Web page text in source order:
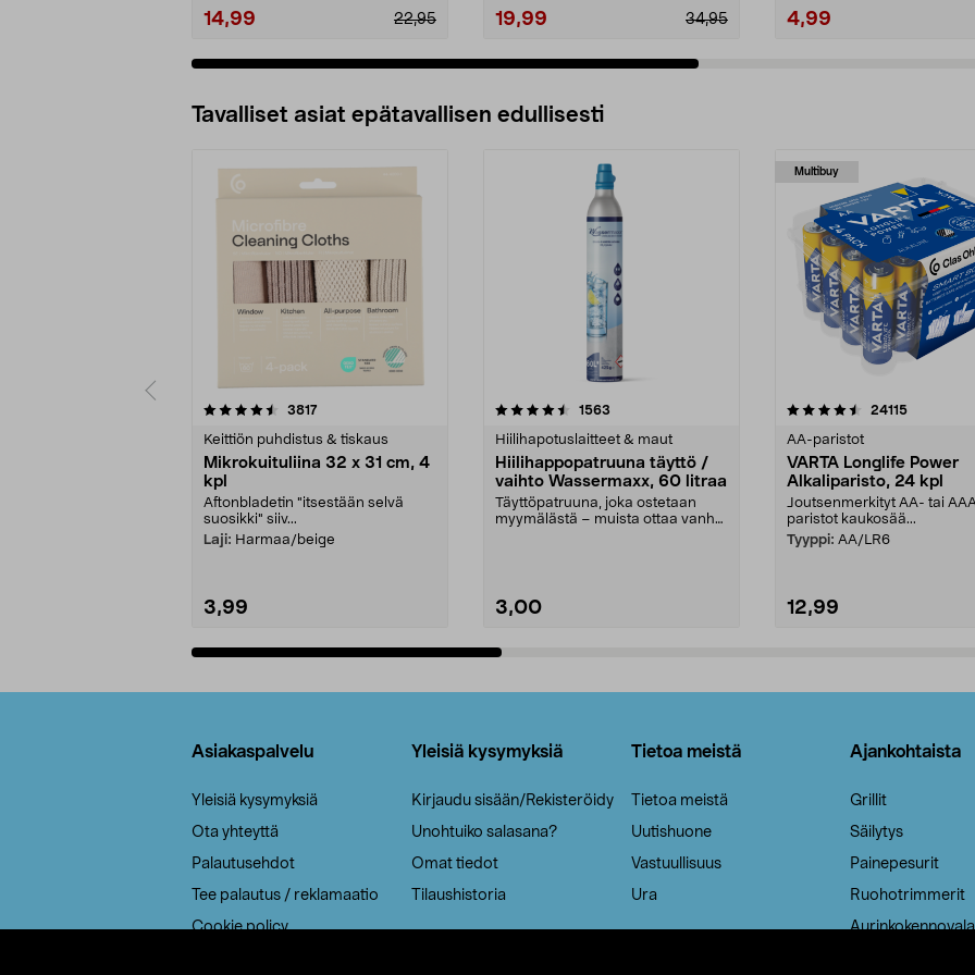
14,99 22,95 19,99 34,95 4,99
Tavalliset asiat epätavallisen edullisesti
3817arvostelut
Keittiön puhdistus & tiskaus
Mikrokuituliina 32 x 31 cm, 4
kpl
Aftonbladetin "itsestään selvä
suosikki" siiv...
Laji: Harmaa/beige
3,99
4.5viidestä
1563
Hiilihapotuslaitteet & maut
Hiilihappopatruuna täyttö /
vaihto Wassermaxx, 60 litraa
Täyttöpatruuna, joka ostetaan
myymälästä – muista ottaa vanha
3,00
Multibuy
4.5viidestä
24115arvostelut
AA-paristot
VARTA Longlife Power
Alkaliparisto, 24 kpl
Joutsenmerkityt AA- tai
paristot kaukosää...
Tyyppi: AA/LR6
12,99
4.5viidestä
Asiakaspalvelu
Yleisiä kysymyksiä
Ota yhteyttä
Palautusehdot
Tee palautus / reklamaatio
Cookie policy
Yleisiä kysymyksiä
Kirjaudu sisään/Rekisteröidy
Unohtuiko salasana?
Omat tiedot
Tilaushistoria
Tietoa meistä
Tietoa meistä
Uutishuone
Vastuullisuus
Ura
Ajankohtaista
Grillit
Säilytys
Painepesurit
Ruohotrimmerit